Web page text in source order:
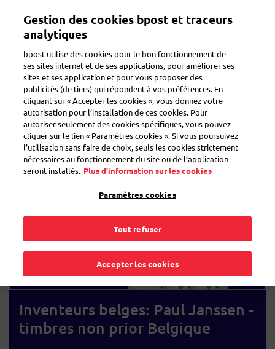
contenu
Mon compte
Zoeken
Votre
boutique
postaux
Nouveau
Inventeurs belges: Paul Janssen -
timbres non prior Belgique
Gestion des cookies bpost et traceurs
analytiques
bpost utilise des cookies pour le bon fonctionnement de
ses sites internet et de ses applications, pour améliorer ses
sites et ses application et pour vous proposer des
publicités (de tiers) qui répondent à vos préférences. En
cliquant sur « Accepter les cookies », vous donnez votre
autorisation pour l’installation de ces cookies. Pour
autoriser seulement des cookies spécifiques, vous pouvez
cliquer sur le lien « Paramètres cookies ». Si vous poursuivez
l’utilisation sans faire de choix, seuls les cookies strictement
nécessaires au fonctionnement du site ou de l’application
seront installés. Plus d’information sur les cookies
Paramètres cookies
Tout refuser
Accepter les cookies